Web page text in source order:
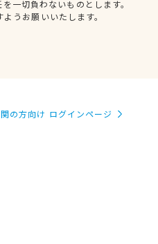
一切負わないものとします。
うお願いいたします。
の方向け ログインページ